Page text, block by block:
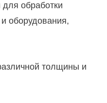
для обработки
оборудования,
толщины и